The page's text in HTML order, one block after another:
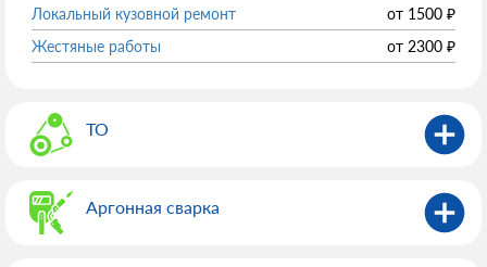
Локальный кузовной ремонт
от 1500 ₽
Жестяные работы
от 2300 ₽
ТО
Аргонная сварка